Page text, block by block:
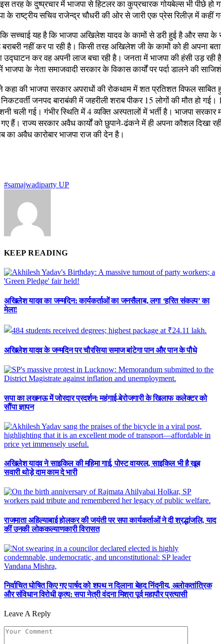
तरह के दुष्प्रचार में भाजपा से हिटलर का कुप्रचारक गोयबेल्स भी पीछे हो
के राष्ट्रीय सचिव राजेन्द्र चौधरी की ओर से जारी एक प्रेस रिलीज़ में कहीं
कि सच्चाई यह है कि भाजपा अखिलेश यादव के कामों से डरी हुई है और सपा के
बराबरी नहीं कर पा रही है। किसी तरह अखिलेश जी के कामों को ही अपना
कर वह अपनी लाज बचा रही है। जनता में भाजपा की हंसी उड़ रही
भाजपा के नेता समाजवादी सरकार के विकास कार्यों पर पर्दा डालने की
कहा की भाजपा सरकार अपराधों की रोकथाम में शत प्रतिशत विफल साबित
जनपद बाराबंकी में जहरीली शराब पीकर 15 लोगों की मौत हो गई।
चली गई। गंभीर स्थिति में 4 व्यक्ति अस्पतालों में भर्ती है। भाजपा सरकार
हैं। राज्य सरकार अवैध कार्यों को छुपाने-ढंकने में ही अपना कौशल दिखा
का अवैध कारोबार भाजपा राज की देन है।
#samajwadiparty UP
KEEP READING
अखिलेश यादव का जन्मदिन: कार्यकर्ताओं का जनसैलाब, लगा ‘हरित संकल्प’ का
मेला!
अखिलेश यादव के जन्मदिन पर चौरसिया समाज बांटेगा पान और पान के पौधे
सपा का लखनऊ में जोरदार प्रदर्शन: महंगाई-बेरोजगारी के खिलाफ कलेक्टर को
सौंपा ज्ञापन
अखिलेश यादव ने साइकिल की महिमा गाई, पोस्ट वायरल, साइकिल भी है खूब
सवारी थोड़े दाम काम दे भारी
राजमाता अहिल्याबाई होलकर की जयंती पर सपा कार्यकर्ताओं ने दी श्रद्धांजलि, याद
कीं उनकी लोककल्याणकारी विरासत
निर्वाचित घोषित किए गए पार्षद को शपथ न दिलाना बेहद निंदनीय, अलोकतांत्रिक
और संविधान विरोधी कृत्य: सपा नेत्री वंदना मिश्रा पूर्व महापौर प्रत्यासी
Leave A Reply